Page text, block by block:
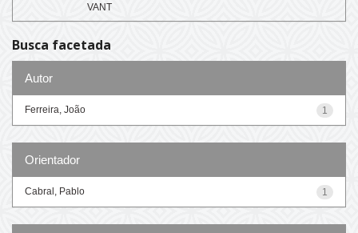
VANT
Busca facetada
Autor
1
Ferreira, João
Orientador
1
Cabral, Pablo